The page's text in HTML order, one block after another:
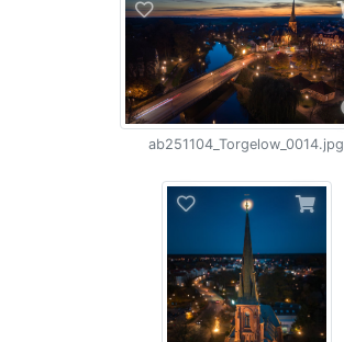
ab251104_Torgelow_0014.jpg